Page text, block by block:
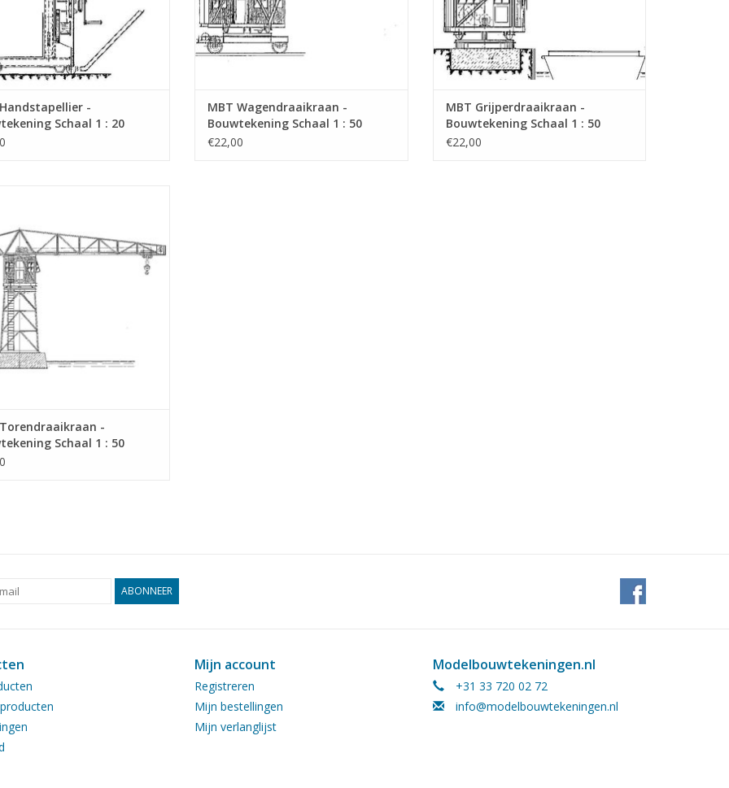
-
Schaal 1 : 20
MBT Wagendraaikraan -
Bouwtekening Schaal 1 : 50
(30.09.007)
€22,00
MBT Grijperdraaikraan -
Bouwtekening Schaal 1 : 50
(30.09.009)
€22,00
AAN WINKELWAGEN
-
Schaal 1 : 50
ABONNEER
Mijn account
Registreren
Mijn bestellingen
Mijn verlanglijst
Modelbouwtekeningen.nl
+31 33 720 02 72
info@modelbouwtekeningen.nl